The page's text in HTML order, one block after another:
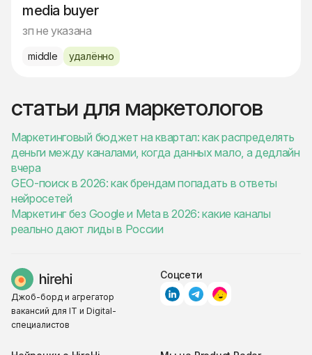
media buyer
зп не указана
middle удалённо
статьи для маркетологов
Маркетинговый бюджет на квартал: как распределять
деньги между каналами, когда данных мало, а дедлайн
вчера
GEO-поиск в 2026: как брендам попадать в ответы
нейросетей
Маркетинг без Google и Meta в 2026: какие каналы
реально дают лиды в России
Джоб-борд и агрегатор
вакансий для IT и Digital-
специалистов
Соцсети